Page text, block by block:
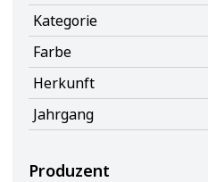
Kategorie
Farbe
Herkunft
Jahrgang
Produzent